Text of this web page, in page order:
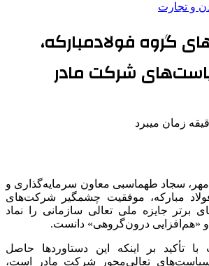
و تجارت
گروه فولادمبارکه،
شرکت مادر
سجاد طهماسبی معاون سرمایه‌گذاری و
مبارکه، موفقیت چشمگیر شرکت‌های
برتر جایزه ملی تعالی سازمانی را نماد
و «هم‌افزایی درون‌گروهی» دانست.
تأکید بر اینکه این دستاوردها حاصل
سیاست‌های تعالی‌محور شرکت مادر است،